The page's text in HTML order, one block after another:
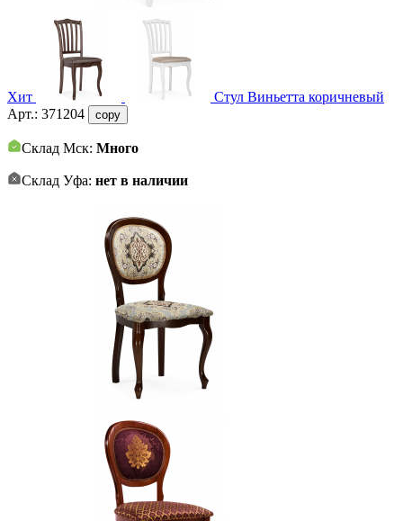
Хит
Стул Виньетта коричневый
Арт.: 371204 copy
Склад Мск: Много
Склад Уфа: нет в наличии